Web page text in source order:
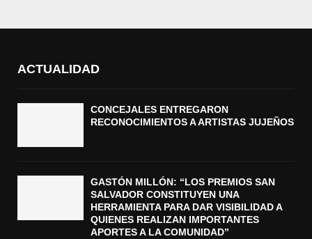
ACTUALIDAD
CONCEJALES ENTREGARON
RECONOCIMIENTOS A ARTISTAS JUJEÑOS
GASTÓN MILLÓN: “LOS PREMIOS SAN
SALVADOR CONSTITUYEN UNA
HERRAMIENTA PARA DAR VISIBILIDAD A
QUIENES REALIZAN IMPORTANTES
APORTES A LA COMUNIDAD”